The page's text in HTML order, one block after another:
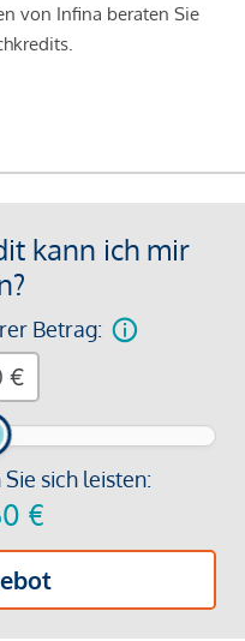
von Infina beraten Sie
kann ich mir
Betrag:
sich leisten:
€
€